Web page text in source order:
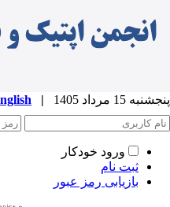
15 مرداد 1405 |
English
ورود خودکار
ثبت نام
بازیابی رمز عبور